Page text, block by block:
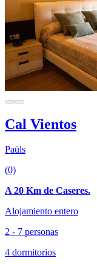
Cal Vientos
Paüls
(0)
A 20 Km de Caseres.
Alojamiento entero
2 - 7 personas
4 dormitorios